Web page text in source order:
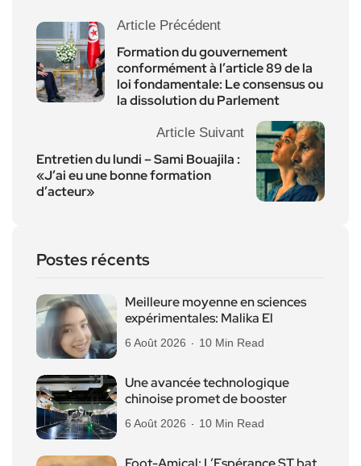
Article Précédent
Formation du gouvernement
conformément à l’article 89 de la
loi fondamentale: Le consensus ou
la dissolution du Parlement
Article Suivant
Entretien du lundi – Sami Bouajila :
«J’ai eu une bonne formation
d’acteur»
Postes récents
Meilleure moyenne en sciences
expérimentales: Malika El
6 Août 2026 10 Min Read
Une avancée technologique
chinoise promet de booster
6 Août 2026 10 Min Read